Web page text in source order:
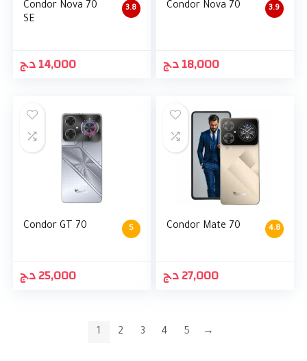
3.8
Condor Nova 70
SE
14,000د.ج
3.9
Condor Nova 70
18,000د.ج
5
Condor GT 70
25,000د.ج
4.8
Condor Mate 70
27,000د.ج
1 2 3 4 5 →